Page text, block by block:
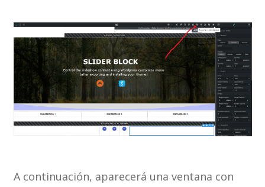
A continuación, aparecerá una ventana con